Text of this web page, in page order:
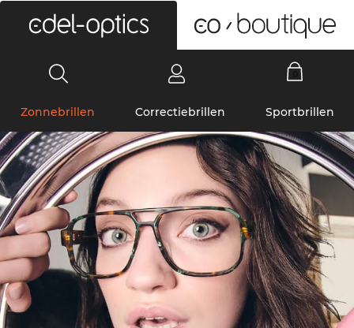
Zonnebrillen Correctiebrillen Sportbrillen